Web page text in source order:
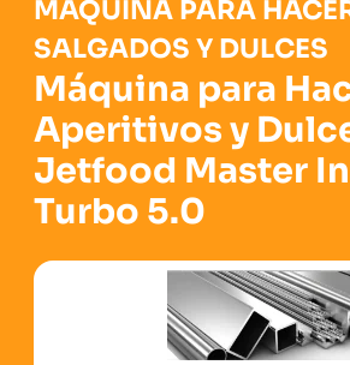
MÁQUINA PARA
SALGADOS Y DULCES
Máquina para
Aperitivos y
Jetfood Master
Turbo 5.0